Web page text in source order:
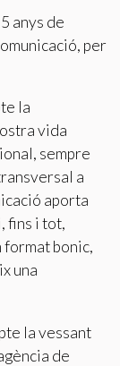
anys de
per
la
vida
sempre
a
aporta
fins i tot,
format bonic,
una
la vessant
de
personals
dels seus
conèixer els